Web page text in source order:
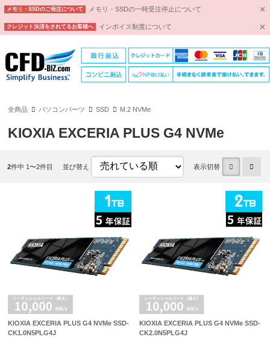
メモリ・SSDのご発注について メモリ・SSDの一時受注停止について
クレジット決済をされてるお客様へ インボイス制度について
全商品 パソコンパーツ SSD M.2 NVMe
KIOXIA EXCERIA PLUS G4 NVMe
2件中 1〜2件目 並び替え 表示切替
KIOXIA EXCERIA PLUS G4 NVMe SSD-
CK1.0N5PLG4J
KIOXIA EXCERIA PLUS G4 NVMe SSD-
CK2.0N5PLG4J